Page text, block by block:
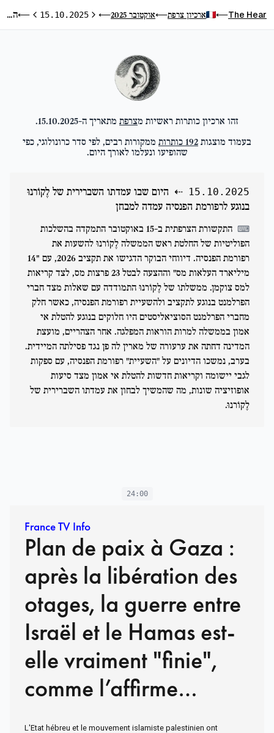
The Hear
⟵ ארכיון צרפת⟵אוקטובר 2025 ⟵היום הקודם
15.10.2025 היום הבא
⟵ היום שבו עמדתו השברירית של לֶקוֹרנוּ בנוגע לרפורמת הפנסיה עמדה למבחן
זהו ארכיון כותרות ראשיות מצרפת מתאריך ה-15.10.2025
.
בעמוד מוצגות 192 כותרות ממקורות רבים, לפי סדר כרונולוגי, כפי
שהופיעו ונעלמו לאורך היום.
15.10.2025
⇠ היום שבו עמדתו השברירית של לֶקוֹרנוּ
בנוגע לרפורמת הפנסיה עמדה למבחן
⌨
התקשורת הצרפתית ב-15 באוקטובר התמקדה בהשלכות
הפוליטיות של החלטת ראש הממשלה לֶקוֹרנוּ להשעות את
רפורמת הפנסיה. דיווחי הבוקר הדגישו את תקציב 2026, עם "14
מיליארד העלאות מס" וההצעה לבטל 23 פרצות מס, לצד קריאות
למס צוקמן. ממשלתו של לֶקוֹרנוּ התמודדה עם שאלות מצד חברי
הפרלמנט בנוגע לתקציב ולהשעיית רפורמת הפנסיה, כאשר חלק
מחברי הפרלמנט הסוציאליסטים היו חלוקים בנוגע להטלת אי
אמון בממשלה למרות הוראות המפלגה. אחר הצהריים, מועצת
המדינה דחתה את ערעורה של מארין לה פן נגד פסילתה המיידית.
בערב, נמשכו הדיונים על "השעיית" רפורמת הפנסיה, עם ספקות
לגבי יישומה וקריאות חדשות להטלת אי אמון מצד סיעות
אופוזיציה שונות, מה שהמשיך לבחון את עמדתו השברירית של
לֶקוֹרנוּ.
24:00
France TV Info
Plan de paix à Gaza :
après la libération des
otages, la guerre entre
Israël et le Hamas est-
elle vraiment "finie",
comme l’affirme
Donald Trump ?
L'Etat hébreu et le mouvement islamiste palestinien ont